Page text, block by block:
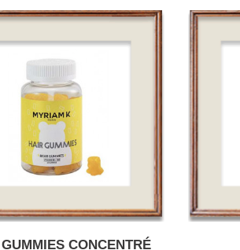
CONCENTRÉ